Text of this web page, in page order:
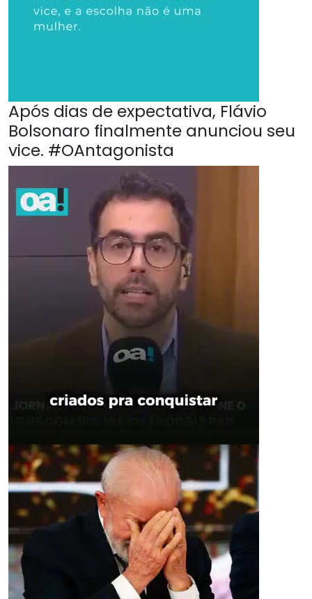
Após dias de expectativa, Flávio
Bolsonaro finalmente anunciou seu
vice. #OAntagonista